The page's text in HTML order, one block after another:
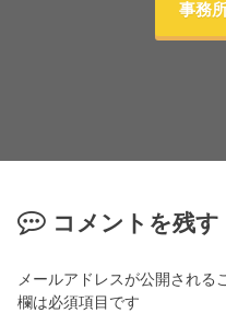
事務
コメントを残す
メールアドレスが公開される
欄は必須項目です